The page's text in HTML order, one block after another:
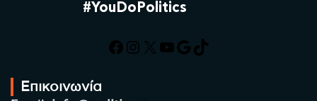
#YouDoPolitics
Facebook
Instagram
X YouTube
Google
TikTok
Επικοινωνία